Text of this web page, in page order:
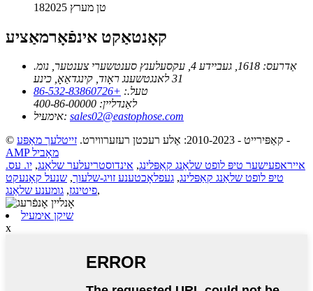
18טן מערץ 2025
קאָנטאַקט אינפֿאָרמאַציע
אַדרעס:
1618, געביידע 4, עקסעלענץ סענטשערי צענטער, נומ.
31 לאנגטשענג ראָוד, קינגדאַאָ, כינע
טעל.: +86-532-83860726
לאַנדליין: 400-86-00000
אימעיל: sales02@eastophose.com
© קאַפּירייט - 2010-2023: אַלע רעכטן רעזערווירט.
זייטלעך מאַפּע
-
AMP מאָביל
אייראפעישער טיפּ לופט שלאַנג קאַפּלינג, אינדוסטריעלער שלאַנג, יו. עס.
טיפּ לופט שלאַנג קאַפּלינג, געפלאָכטענע זויג-שלעוך, שנעל קאָנעקט
פיטינגז, גומענע שלאַנג ,
שיקן אימעיל
x